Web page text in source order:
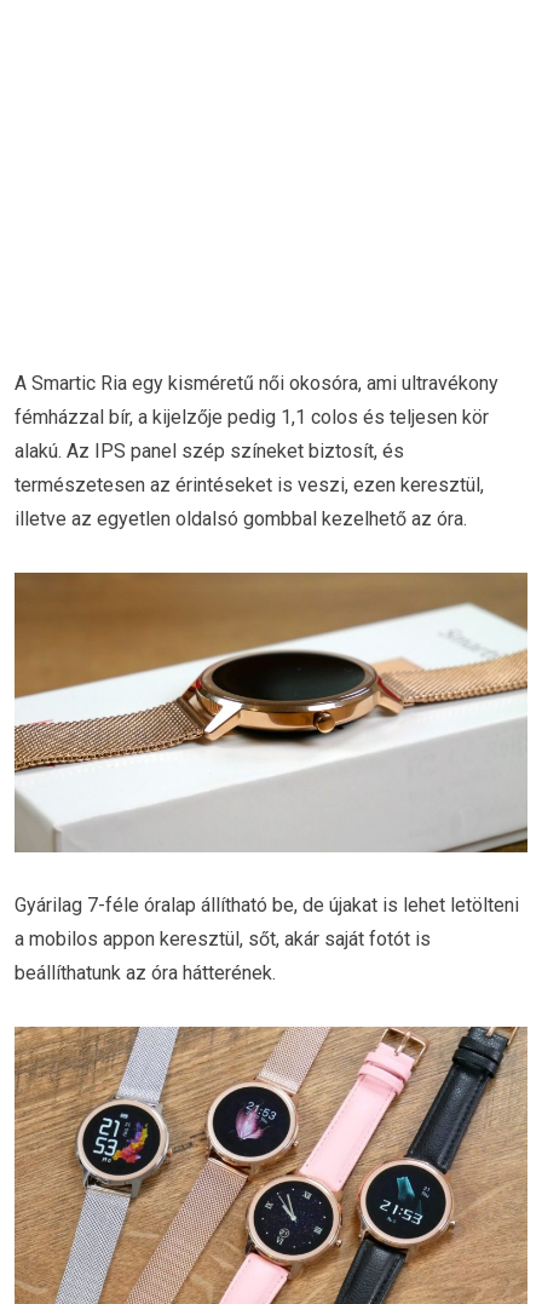
A Smartic Ria egy kisméretű női okosóra, ami ultravékony
fémházzal bír, a kijelzője pedig 1,1 colos és teljesen kör
alakú. Az IPS panel szép színeket biztosít, és
természetesen az érintéseket is veszi, ezen keresztül,
illetve az egyetlen oldalsó gombbal kezelhető az óra.
Gyárilag 7-féle óralap állítható be, de újakat is lehet letölteni
a mobilos appon keresztül, sőt, akár saját fotót is
beállíthatunk az óra hátterének.